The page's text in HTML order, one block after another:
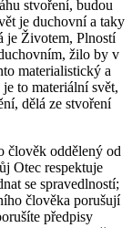
stvoření, budou
je duchovní a taky
je Životem, Plností
žilo by v
materialistický a
to materiální svět,
dělá ze stvoření
člověk oddělený od
Otec respektuje
se spravedlností;
člověka porušují
předpisy